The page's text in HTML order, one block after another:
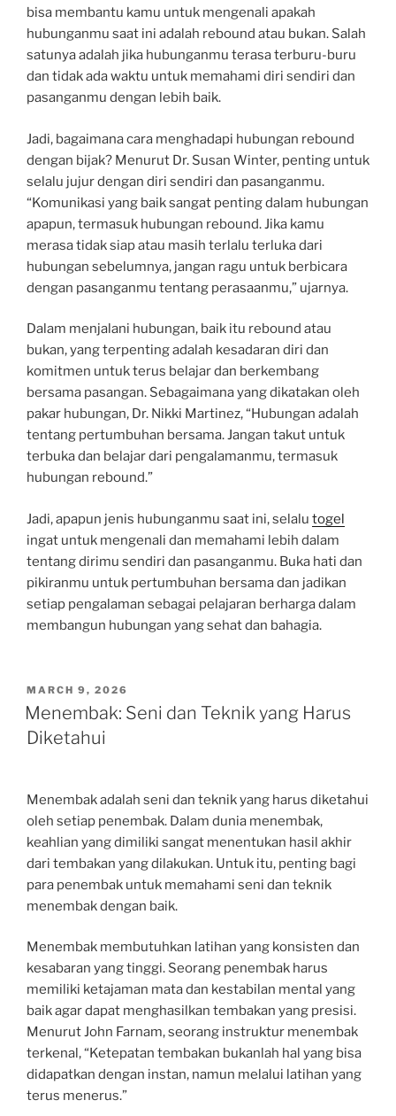
bisa membantu kamu untuk mengenali apakah
hubunganmu saat ini adalah rebound atau bukan. Salah
satunya adalah jika hubunganmu terasa terburu-buru
dan tidak ada waktu untuk memahami diri sendiri dan
pasanganmu dengan lebih baik.
Jadi, bagaimana cara menghadapi hubungan rebound
dengan bijak? Menurut Dr. Susan Winter, penting untuk
selalu jujur dengan diri sendiri dan pasanganmu.
“Komunikasi yang baik sangat penting dalam hubungan
apapun, termasuk hubungan rebound. Jika kamu
merasa tidak siap atau masih terlalu terluka dari
hubungan sebelumnya, jangan ragu untuk berbicara
dengan pasanganmu tentang perasaanmu,” ujarnya.
Dalam menjalani hubungan, baik itu rebound atau
bukan, yang terpenting adalah kesadaran diri dan
komitmen untuk terus belajar dan berkembang
bersama pasangan. Sebagaimana yang dikatakan oleh
pakar hubungan, Dr. Nikki Martinez, “Hubungan adalah
tentang pertumbuhan bersama. Jangan takut untuk
terbuka dan belajar dari pengalamanmu, termasuk
hubungan rebound.”
Jadi, apapun jenis hubunganmu saat ini, selalu togel
ingat untuk mengenali dan memahami lebih dalam
tentang dirimu sendiri dan pasanganmu. Buka hati dan
pikiranmu untuk pertumbuhan bersama dan jadikan
setiap pengalaman sebagai pelajaran berharga dalam
membangun hubungan yang sehat dan bahagia.
POSTED
ON
MARCH 9, 2026
Menembak: Seni dan Teknik yang Harus
Diketahui
Menembak adalah seni dan teknik yang harus diketahui
oleh setiap penembak. Dalam dunia menembak,
keahlian yang dimiliki sangat menentukan hasil akhir
dari tembakan yang dilakukan. Untuk itu, penting bagi
para penembak untuk memahami seni dan teknik
menembak dengan baik.
Menembak membutuhkan latihan yang konsisten dan
kesabaran yang tinggi. Seorang penembak harus
memiliki ketajaman mata dan kestabilan mental yang
baik agar dapat menghasilkan tembakan yang presisi.
Menurut John Farnam, seorang instruktur menembak
terkenal, “Ketepatan tembakan bukanlah hal yang bisa
didapatkan dengan instan, namun melalui latihan yang
terus menerus.”